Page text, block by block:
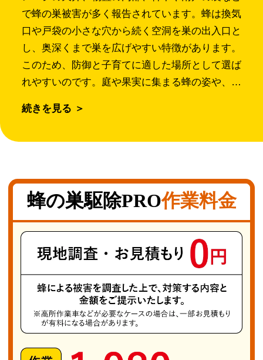
で蜂の巣被害が多く報告されています。蜂は換気
口や戸袋の小さな穴から続く空洞を巣の出入口と
し、奥深くまで巣を広げやすい特徴があります。
このため、防御と子育てに適した場所として選ば
れやすいのです。庭や果実に集まる蜂の姿や、窓
刺されると、一般的には1～2時間ほどで治まる
密着型で、迅速な対応が強みの専門業者です。豊
富な経験と確かな技術を活かし、連絡から約30
分で現場に駆けつけます。天井裏や軒下、高所の
難しい場所にも対応可能で、多様な住宅環境で発
生する蜂被害に柔軟に対応。蜂の種類を問わず、
安全かつ速やかな巣の駆除を提供し、ご家族の安
全を守ります。厚木市の多くの方々から信頼を得
ており、多数の相談に応じてきました。 特に
「セグロアシナガバチ」は厚木市でよく見かける
す。攻撃性が比較的強いため、巣の近くでは注意
続きを見る ＞
蜂の巣駆除PRO作業料金